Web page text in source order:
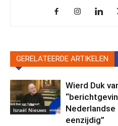
GERELATEERDE ARTIKELEN
Israël Nieuws
Wierd Duk
eenzijdig”